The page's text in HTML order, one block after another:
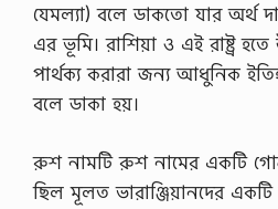
যেমল্যা) বলে ডাকতো যার অর্থ
এর ভূমি। রাশিয়া ও এই রাষ্ট্র হতে
পার্থক্য করারা জন্য আধুনিক
বলে ডাকা হয়।
রুশ নামটি রুশ নামের একটি
ছিল মূলত ভারাঞ্জিয়ানদের